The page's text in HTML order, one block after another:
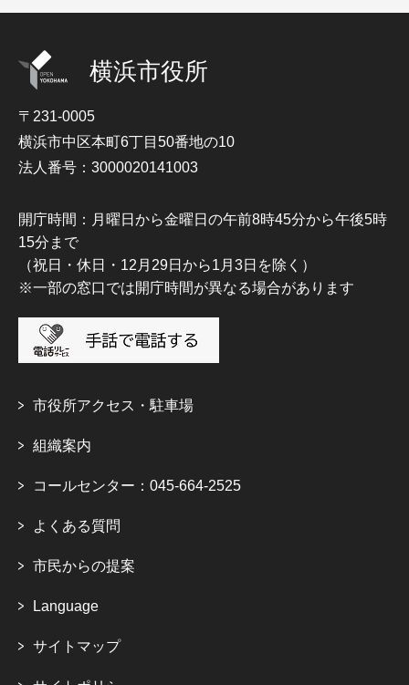
横浜市役所
〒231-0005
横浜市中区本町6丁目50番地の10
法人番号：3000020141003
開庁時間：月曜日から金曜日の午前8時45分から午後5時
15分まで
（祝日・休日・12月29日から1月3日を除く）
※一部の窓口では開庁時間が異なる場合があります
市役所アクセス・駐車場
組織案内
コールセンター：045-664-2525
よくある質問
市民からの提案
Language
サイトマップ